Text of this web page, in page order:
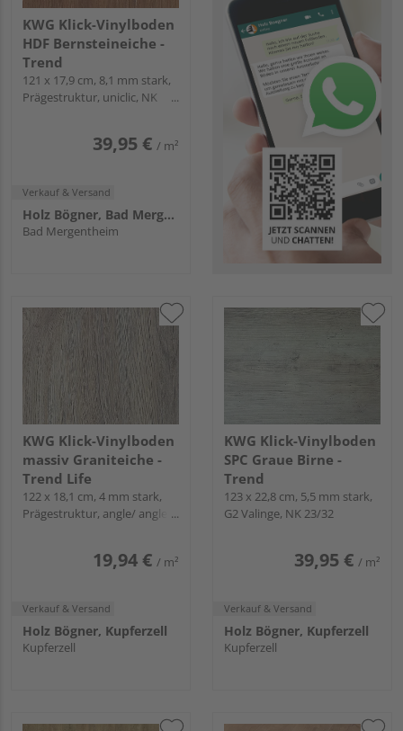
KWG Klick-Vinylboden
HDF Bernsteineiche -
Trend
121 x 17,9 cm, 8,1 mm stark,
Prägestruktur, uniclic, NK
39,95 € / m²
Verkauf & Versand
Holz Bögner, Bad Mergentheim
Bad Mergentheim
KWG Klick-Vinylboden
massiv Graniteiche -
Trend Life
122 x 18,1 cm, 4 mm stark,
Prägestruktur, angle/ angle,
19,94 € / m²
Verkauf & Versand
Holz Bögner, Kupferzell
Kupferzell
KWG Klick-Vinylboden
SPC Graue Birne -
Trend
123 x 22,8 cm, 5,5 mm stark,
G2 Valinge, NK 23/32
39,95 € / m²
Verkauf & Versand
Holz Bögner, Kupferzell
Kupferzell